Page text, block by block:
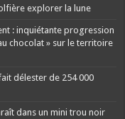
explorer la lune
: inquiétante progression
chocolat » sur le territoire
délester de 254 000
dans un mini trou noir